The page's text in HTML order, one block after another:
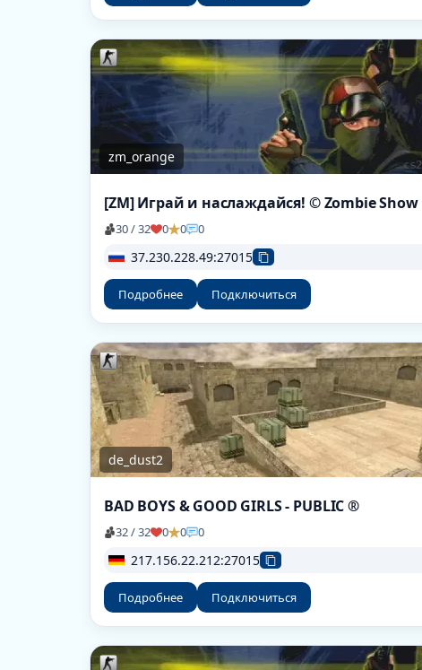
zm_orange
[ZM] Играй и наслаждайся! © Zombie Show
30 / 32 0 0 0
37.230.228.49:27015
Подробнее Подключиться
de_dust2
BAD BOYS & GOOD GIRLS - PUBLIC ®
32 / 32 0 0 0
217.156.22.212:27015
Подробнее Подключиться